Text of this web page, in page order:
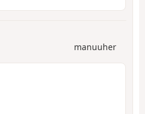
manuuher